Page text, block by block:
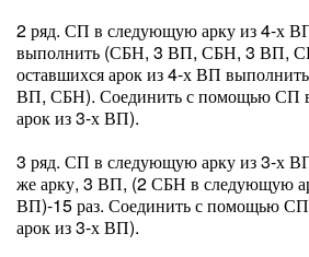
2 ряд. СП в следующую арку из 4-х
выполнить (СБН, 3 ВП, СБН, 3 ВП,
оставшихся арок из 4-х ВП
ВП, СБН). Соединить с помощью СП
арок из 3-х ВП).
3 ряд. СП в следующую арку из 3-х
же арку, 3 ВП, (2 СБН в следующую
ВП)-15 раз. Соединить с помощью
арок из 3-х ВП).